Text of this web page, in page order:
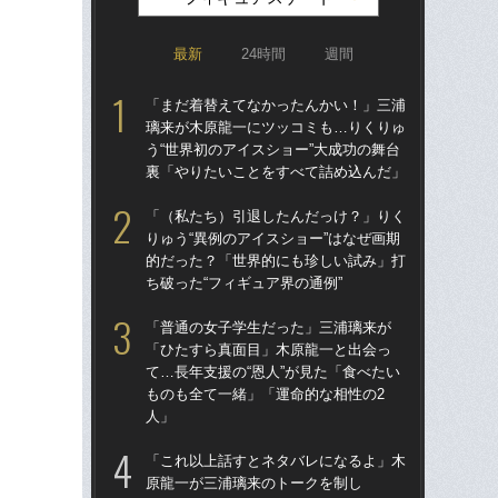
最新 24時間 週間
「まだ着替えてなかったんかい！」三浦
璃来が木原龍一にツッコミも…りくりゅ
う“世界初のアイスショー”大成功の舞台
裏「やりたいことをすべて詰め込んだ」
「（私たち）引退したんだっけ？」りく
りゅう“異例のアイスショー”はなぜ画期
的だった？「世界的にも珍しい試み」打
ち破った“フィギュア界の通例”
「普通の女子学生だった」三浦璃来が
「ひたすら真面目」木原龍一と出会っ
て…長年支援の“恩人”が見た「食べたい
ものも全て一緒」「運命的な相性の2
人」
「これ以上話すとネタバレになるよ」木
原龍一が三浦璃来のトークを制し